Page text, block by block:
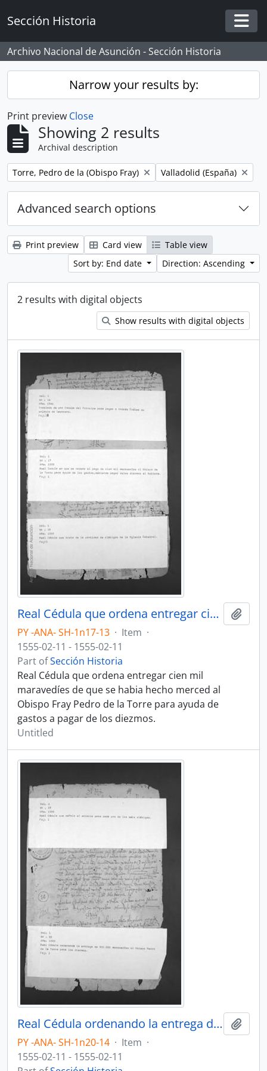
Sección Historia
Archivo Nacional de Asunción - Sección Historia
Narrow your results by:
Print preview Close
Showing 2 results
Archival description
Remove filter:
Torre, Pedro de la (Obispo Fray) Remove filter:
Valladolid (España)
Advanced search options
Print preview Card view
Table view
Sort by: End date
Direction: Ascending
2 results with digital objects
Show results with digital objects
Real Cédula que ordena entregar cien mil maravedíes al Obispo Fray Pedro de la Torre.
PY -ANA- SH-1n17-13 · Item ·
1555-02-11 - 1555-02-11
Part ofSección Historia
Real Cédula que ordena entregar cien mil
maravedíes de que se habia hecho merced al
Obispo Fray Pedro de la Torre para ayuda de
gastos a pagar de los diezmos.
Untitled
Real Cédula ordenando la entrega de 500.000 maravedíes al Obispo Pedro de la Torre.
PY -ANA- SH-1n20-14 · Item ·
1555-02-11 - 1555-02-11